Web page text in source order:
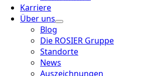
Karriere
Über uns
Blog
Die ROSIER Gruppe
Standorte
News
Auszeichnungen